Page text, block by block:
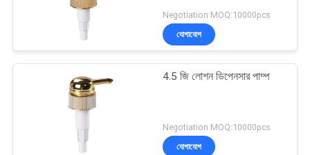
Negotiation MOQ:10000pcs
যোগাযোগ
4.5 জি লোশন ডিপেনসার পাম্প
Negotiation MOQ:10000pcs
যোগাযোগ